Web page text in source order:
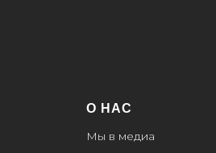
О НАС
Мы в медиа